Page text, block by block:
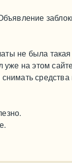
не была
уже на этом